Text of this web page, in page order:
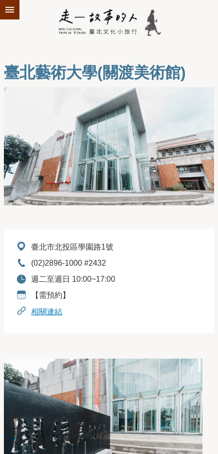
跳到主要內容區塊
臺北藝術大學(關渡美術館)
地址：臺北市北投區學園路1號
電話：(02)2896-1000 #2432
開放時間：
週二至週日 10:00~17:00
預約資訊：
【需預約】
相關連結